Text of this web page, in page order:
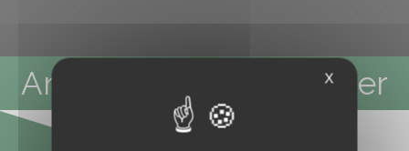
Aménagement paysager
X